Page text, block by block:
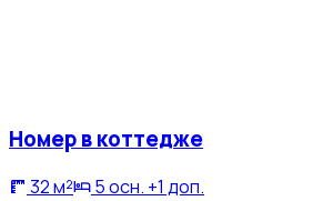
Номер в коттедже
32 м² 5 осн. +1 доп.